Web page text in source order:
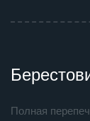
Полная